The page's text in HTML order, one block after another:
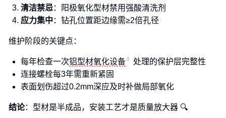
清洁禁忌：阳极氧化型材禁用强酸清洗剂
应力集中 ：钻孔位置距边缘需≥2倍孔径
维护阶段的关键点：
每年检查一次铝型材氧化设备
处理的保护层完整性
连接螺栓每3年需重新紧固
表面划伤超过0.2mm深应及时补做局部氧化
结论：型材是半成品，安装工艺才是质量放大器 🔍